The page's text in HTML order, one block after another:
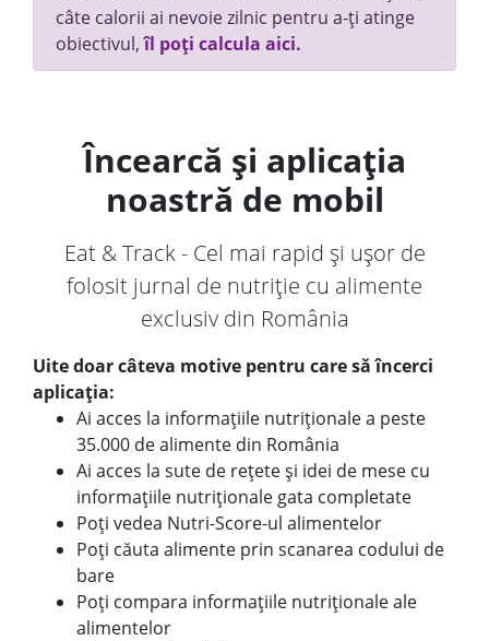
câte calorii ai nevoie zilnic pentru a-ți atinge
obiectivul,îl poți calcula aici.
Încearcă și aplicația
noastră de mobil
Eat & Track - Cel mai rapid și ușor de
folosit jurnal de nutriție cu alimente
exclusiv din România
Uite doar câteva motive pentru care să încerci
aplicația:
Ai acces la informațiile nutriționale a peste
35.000 de alimente din România
Ai acces la sute de rețete și idei de mese cu
informațiile nutriționale gata completate
Poți vedea Nutri-Score-ul alimentelor
Poți căuta alimente prin scanarea codului de
bare
Poți compara informațiile nutriționale ale
alimentelor